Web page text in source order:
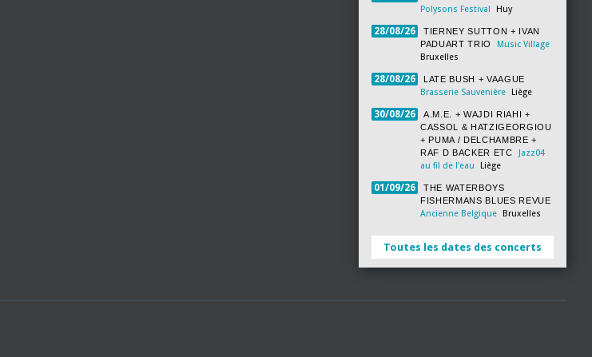
Polysons Festival
Huy
28/08/26
TIERNEY SUTTON + IVAN
PADUART TRIO
Music Village
Bruxelles
28/08/26 LATE BUSH + VAAGUE
Brasserie Sauvenière Liège
30/08/26
A.M.E. + WAJDI RIAHI +
CASSOL & HATZIGEORGIOU
+ PUMA / DELCHAMBRE +
RAF D BACKER ETC
Jazz04
au fil de l'eau
Liège
01/09/26
THE WATERBOYS
FISHERMANS BLUES REVUE
Ancienne Belgique Bruxelles
Toutes les dates des concerts